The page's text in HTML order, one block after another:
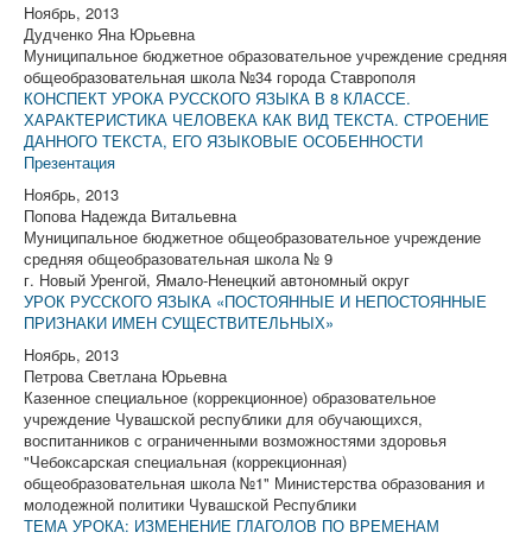
Ноябрь, 2013
Дудченко Яна Юрьевна
Муниципальное бюджетное образовательное учреждение средняя
общеобразовательная школа №34 города Ставрополя
КОНСПЕКТ УРОКА РУССКОГО ЯЗЫКА В 8 КЛАССЕ.
ХАРАКТЕРИСТИКА ЧЕЛОВЕКА КАК ВИД ТЕКСТА. СТРОЕНИЕ
ДАННОГО ТЕКСТА, ЕГО ЯЗЫКОВЫЕ ОСОБЕННОСТИ
Презентация
Ноябрь, 2013
Попова Надежда Витальевна
Муниципальное бюджетное общеобразовательное учреждение
средняя общеобразовательная школа № 9
г. Новый Уренгой, Ямало-Ненецкий автономный округ
УРОК РУССКОГО ЯЗЫКА «ПОСТОЯННЫЕ И НЕПОСТОЯННЫЕ
ПРИЗНАКИ ИМЕН СУЩЕСТВИТЕЛЬНЫХ»
Ноябрь, 2013
Петрова Светлана Юрьевна
Казенное специальное (коррекционное) образовательное
учреждение Чувашской республики для обучающихся,
воспитанников с ограниченными возможностями здоровья
"Чебоксарская специальная (коррекционная)
общеобразовательная школа №1" Министерства образования и
молодежной политики Чувашской Республики
ТЕМА УРОКА: ИЗМЕНЕНИЕ ГЛАГОЛОВ ПО ВРЕМЕНАМ